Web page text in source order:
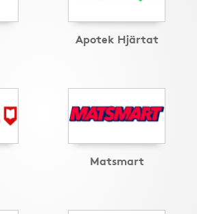
Apotek Hjärtat
Matsmart